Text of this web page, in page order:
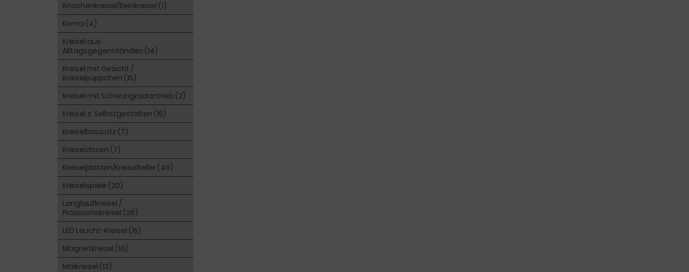
Knochenkreisel/Beinkreisel (1)
Koma (4)
Kreisel aus
Alltagsgegenständen (14)
Kreisel mit Gesicht /
Kreiselpüppchen (15)
Kreisel mit Schwungradantrieb (2)
Kreisel z. Selbstgestalten (15)
Kreiselbausatz (7)
Kreiseldosen (7)
Kreiselplatten/Kreiselteller (49)
Kreiselspiele (20)
Langlaufkreisel /
Präzisionskreisel (26)
LED Leucht-Kreisel (15)
Magnetkreisel (10)
Malkreisel (12)